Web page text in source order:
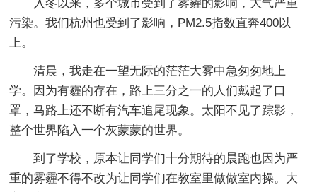
入冬以来，多个城市受到了雾霾的影响，大气严重
污染。我们杭州也受到了影响，PM2.5指数直奔400以
上。
清晨，我走在一望无际的茫茫大雾中急匆匆地上
学。因为有霾的存在，路上三分之一的人们戴起了口
罩，马路上还不断有汽车追尾现象。太阳不见了踪影，
整个世界陷入一个灰蒙蒙的世界。
到了学校，原本让同学们十分期待的晨跑也因为严
重的雾霾不得不改为让同学们在教室里做做室内操。大